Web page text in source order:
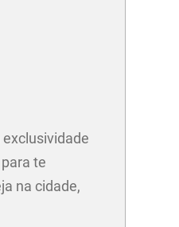
te
na cidade,